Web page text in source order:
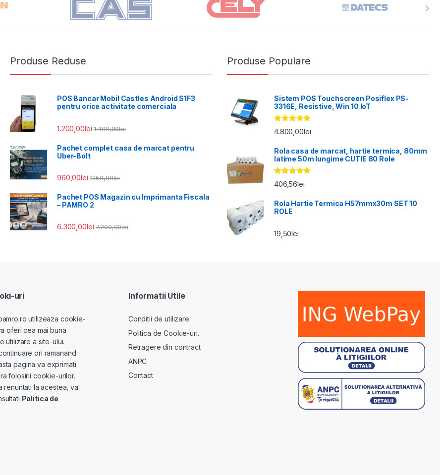
Produse Reduse
POS Bancar Mobil Castles Android S1F3
pentru orice activitate comerciala
1.200,00lei 1.400,00lei
Pachet complet casa de marcat pentru
Uber-Bolt
960,00lei 1.150,00lei
Pachet POS Magazin cu Imprimanta Fiscala
– PAMRO 2
6.300,00lei 7.200,00lei
Produse Populare
Sistem POS Touchscreen Posiflex PS-
3316E, Resistive, Win 10 IoT
Evaluat la
5.00din 5
4.800,00lei
Rola casa de marcat, hartie termica, 80mm
latime 50m lungime CUTIE 80 Role
Evaluat la
5.00din 5
406,56lei
Rola Hartie Termica H57mmx30m SET 10
ROLE
19,50lei
uri
utilizeaza cookie-
oferi cea mai buna
utilizare a site-ului.
ori ramanand
pagina va exprimati
folosirii cookie-urilor.
renuntati la acestea, va
Politica de
Informatii Utile
Conditii de utilizare
Politica de Cookie-uri.
Retragere din contract
ANPC
Contact